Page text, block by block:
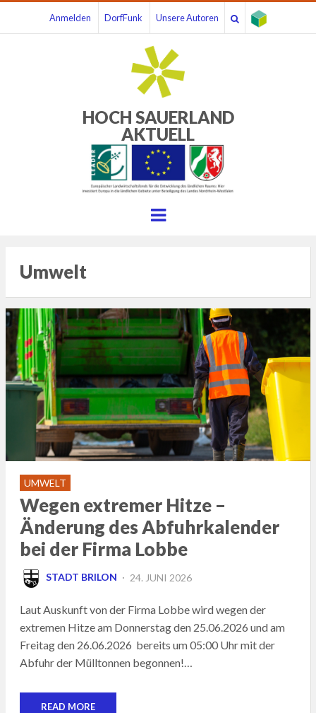
Anmelden DorfFunk Unsere Autoren
HOCH SAUERLAND
AKTUELL
Menu
Umwelt
UMWELT
Wegen extremer Hitze –
Änderung des Abfuhrkalender
bei der Firma Lobbe
STADT BRILON
POSTED
24. JUNI 2026
Laut Auskunft von der Firma Lobbe wird wegen der
extremen Hitze am Donnerstag den 25.06.2026 und am
Freitag den 26.06.2026 bereits um 05:00 Uhr mit der
Abfuhr der Mülltonnen begonnen!…
READ MORE